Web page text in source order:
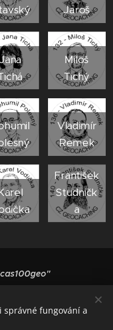
Jaroš
Miloš
Tichý
Vladimír
Remek
František
Studničk
a
správné fungování a